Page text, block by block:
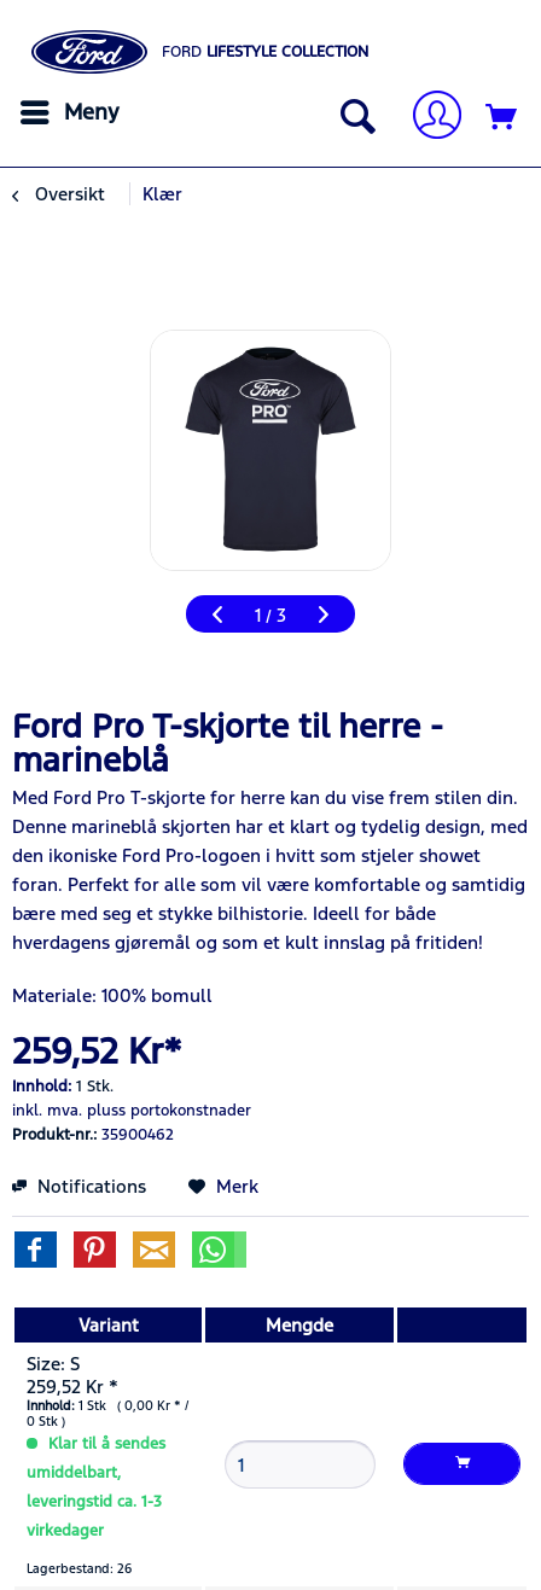
FORD LIFESTYLE COLLECTION
Meny
Oversikt Klær
1 / 3
Ford Pro T-skjorte til herre -
marineblå
Med Ford Pro T-skjorte for herre kan du vise frem stilen din.
Denne marineblå skjorten har et klart og tydelig design, med
den ikoniske Ford Pro-logoen i hvitt som stjeler showet
foran. Perfekt for alle som vil være komfortable og samtidig
bære med seg et stykke bilhistorie. Ideell for både
hverdagens gjøremål og som et kult innslag på fritiden!
Materiale: 100% bomull
259,52 Kr*
Innhold: 1 Stk.
inkl. mva. pluss portokonstnader
Produkt-nr.: 35900462
Notifications Merk
Variant
Mengde
Size: S
259,52 Kr *
Innhold: 1 Stk ( 0,00 Kr * /
0 Stk )
Klar til å sendes
umiddelbart,
leveringstid ca. 1-3
virkedager
Lagerbestand: 26